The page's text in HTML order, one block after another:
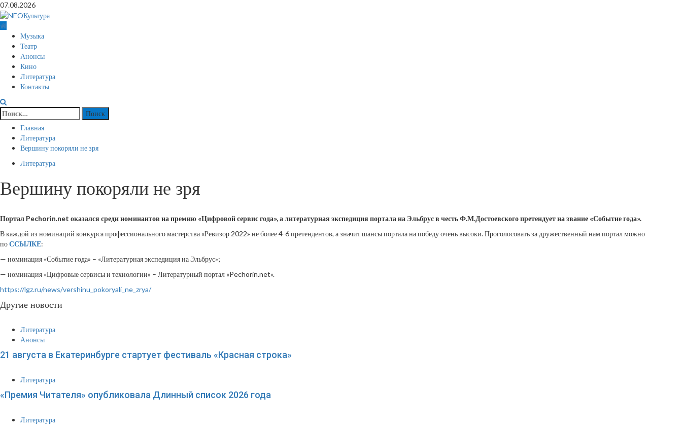
Перейти
к
содержимому
07.08.2026
Основное
меню
Музыка
Театр
Анонсы
Кино
Литература
Контакты
Найти:
Главная
Литература
Вершину покоряли не зря
Литература
Вершину покоряли не зря
Портал Pechorin.net оказался среди номинантов на премию «Цифровой сервис года», а литературная экспедиция портала на Эльбрус в честь Ф.М.Достоевского претендует на звание «Событие года».
В каждой из номинаций конкурса профессионального мастерства «Ревизор 2022» не более 4-6 претендентов, а значит шансы портала на победу очень высоки. Проголосовать за дружественный нам портал можно
поССЫЛКЕ:
— номинация «Событие года» – «Литературная экспедиция на Эльбрус»;
— номинация «Цифровые сервисы и технологии» – Литературный портал «Pechorin.net».
https://lgz.ru/news/vershinu_pokoryali_ne_zrya/
Другие новости
Литература
Анонсы
21 августа в Екатеринбурге стартует фестиваль «Красная строка»
Литература
«Премия Читателя» опубликовала Длинный список 2026 года
Литература